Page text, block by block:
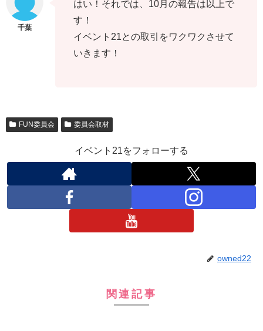
はい！それでは、10月の報告は以上で
す！
イベント21との取引をワクワクさせて
いきます！
FUN委員会 委員会取材
イベント21をフォローする
owned22
関連記事